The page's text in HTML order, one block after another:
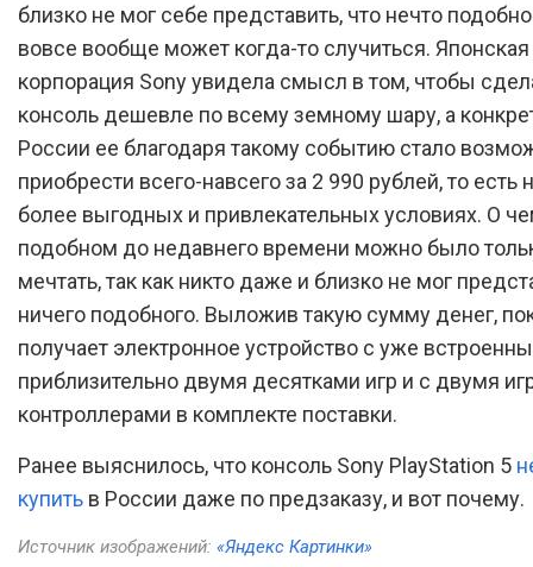
близко не мог себе представить, что нечто
вовсе вообще может когда-то случиться. Японская
корпорация Sony увидела смысл в том, чтобы
консоль дешевле по всему земному шару, а
России ее благодаря такому событию стало
приобрести всего-навсего за 2 990 рублей, то есть
более выгодных и привлекательных условиях. О
подобном до недавнего времени можно было
мечтать, так как никто даже и близко не мог
ничего подобного. Выложив такую сумму денег,
получает электронное устройство с уже
приблизительно двумя десятками игр и с двумя
контроллерами в комплекте поставки.
Ранее выяснилось, что консоль Sony PlayStation 5
купить в России даже по предзаказу, и вот почему.
Источник изображений: «Яндекс Картинки»